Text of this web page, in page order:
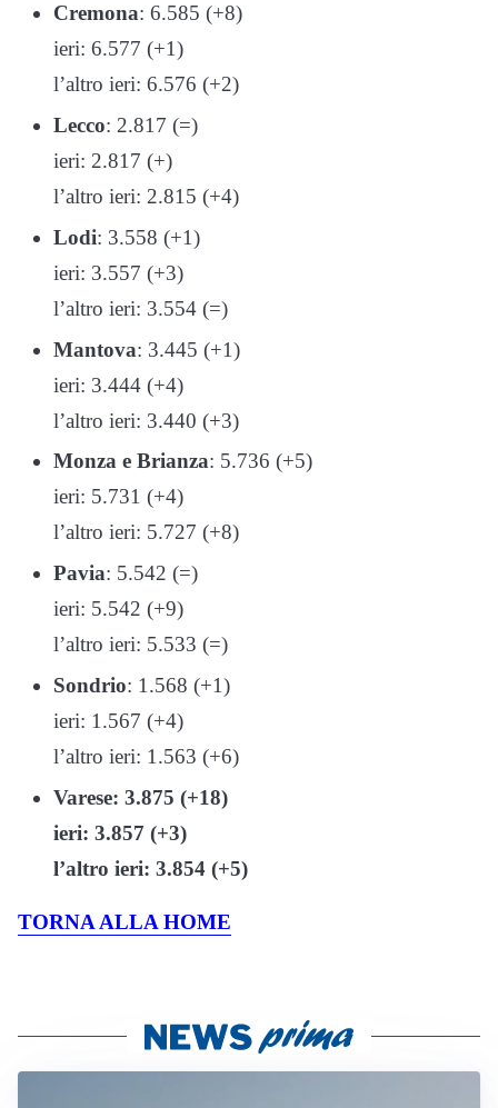
Cremona: 6.585 (+8)
ieri: 6.577 (+1)
l’altro ieri: 6.576 (+2)
Lecco: 2.817 (=)
ieri: 2.817 (+)
l’altro ieri: 2.815 (+4)
Lodi: 3.558 (+1)
ieri: 3.557 (+3)
l’altro ieri: 3.554 (=)
Mantova: 3.445 (+1)
ieri: 3.444 (+4)
l’altro ieri: 3.440 (+3)
Monza e Brianza: 5.736 (+5)
ieri: 5.731 (+4)
l’altro ieri: 5.727 (+8)
Pavia: 5.542 (=)
ieri: 5.542 (+9)
l’altro ieri: 5.533 (=)
Sondrio: 1.568 (+1)
ieri: 1.567 (+4)
l’altro ieri: 1.563 (+6)
Varese: 3.875 (+18)
ieri: 3.857 (+3)
l’altro ieri: 3.854 (+5)
TORNA ALLA HOME